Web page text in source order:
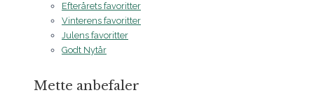
Efterårets favoritter
Vinterens favoritter
Julens favoritter
Godt Nytår
Mette anbefaler